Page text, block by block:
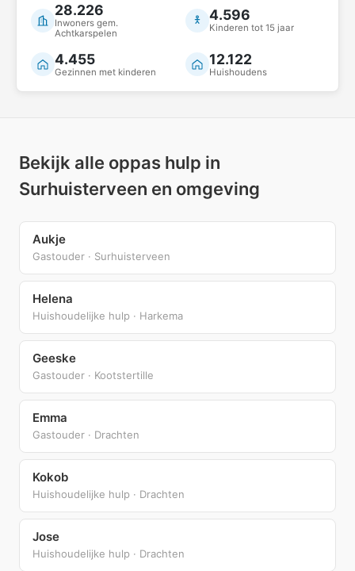
28.226
Inwoners gem.
Achtkarspelen
4.596
Kinderen tot 15 jaar
4.455
Gezinnen met kinderen
12.122
Huishoudens
Bekijk alle oppas hulp in
Surhuisterveen en omgeving
Aukje
Gastouder · Surhuisterveen
Helena
Huishoudelijke hulp · Harkema
Geeske
Gastouder · Kootstertille
Emma
Gastouder · Drachten
Kokob
Huishoudelijke hulp · Drachten
Jose
Huishoudelijke hulp · Drachten